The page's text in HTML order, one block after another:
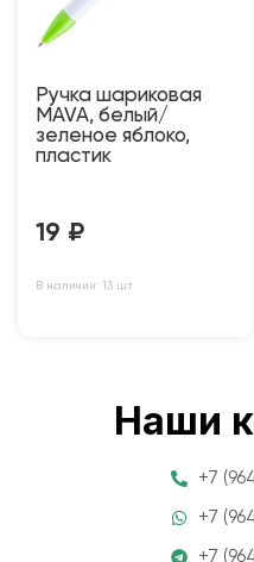
Ручка шариковая
MAVA, белый/
зеленое яблоко,
пластик
19 ₽
В наличии: 13 шт
Наши
+7
+7
+7